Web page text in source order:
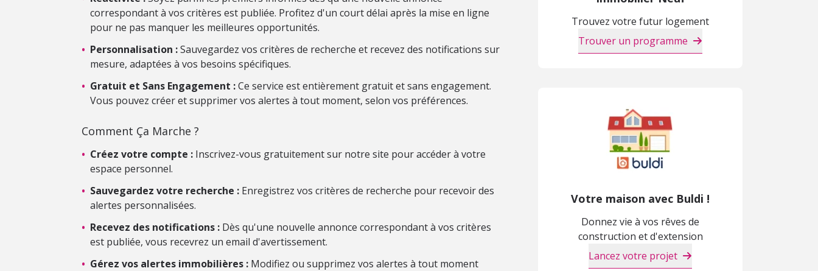
correspondant à vos critères est publiée. Profitez d'un court délai après la mise en ligne
pour ne pas manquer les meilleures opportunités.
• Personnalisation :Sauvegardez vos critères de recherche et recevez des notifications sur
mesure, adaptées à vos besoins spécifiques.
• Gratuit et Sans Engagement :Ce service est entièrement gratuit et sans engagement.
Vous pouvez créer et supprimer vos alertes à tout moment, selon vos préférences.
Comment Ça Marche ?
• Créez votre compte : Inscrivez-vous gratuitement sur notre site pour accéder à votre
espace personnel.
• Sauvegardez votre recherche : Enregistrez vos critères de recherche pour recevoir des
alertes personnalisées.
• Recevez des notifications : Dès qu'une nouvelle annonce correspondant à vos critères
est publiée, vous recevrez un email d'avertissement.
• Gérez vos alertes immobilières : Modifiez ou supprimez vos alertes à tout moment
Trouvez votre futur logement
Trouver un programme
Votre maison avec Buldi !
Donnez vie à vos rêves de
construction et d'extension
Lancez votre projet